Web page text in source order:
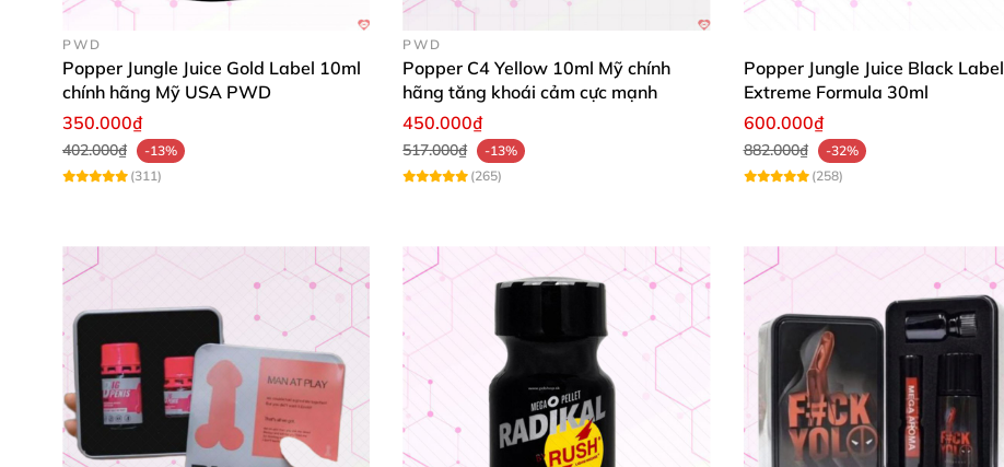
2. Ưu điểm nổi bậtcủa Leather Eagle 30ml
PWD
Popper Jungle Juice Gold Label 10ml
chính hãng Mỹ USA PWD
350.000₫
402.000₫
-13%
(311)
PWD
Popper C4 Yellow 10ml Mỹ chính
hãng tăng khoái cảm cực mạnh
450.000₫
517.000₫
-13%
(265)
Popper Jungle Juice Black Label
Extreme Formula 30ml
600.000₫
882.000₫
-32%
(258)